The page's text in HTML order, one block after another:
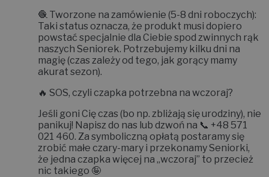
🧶 Tworzone na zamówienie (5-8 dni roboczych):
Taki status oznacza, że produkt musi dopiero
powstać specjalnie dla Ciebie spod zwinnych rąk
naszych Seniorek. Potrzebujemy kilku dni na
magię (czas zależy od tego, jak gorący mamy
akurat sezon).
🔥 SOS, czyli czapka potrzebna na wczoraj?
Jeśli goni Cię czas (bo np. zbliżają się urodziny), nie
panikuj! Napisz do nas lub dzwoń na 📞 +48 571
021 460. Za symboliczną opłatą postaramy się
zrobić małe czary-mary i przekonamy Seniorki,
że jedna czapka więcej na „wczoraj” to przecież
nic takiego 🤪